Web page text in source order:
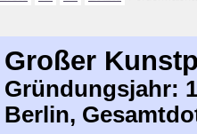
Großer
Gründungsjahr:
Berlin,